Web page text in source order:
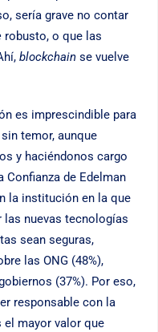
sería grave no contar
robusto, o que las
blockchain se vuelve
es imprescindible para
temor, aunque
y haciéndonos cargo
de Edelman
la institución en la que
nuevas tecnologías
sean seguras,
las ONG (48%),
(37%). Por eso,
responsable con la
el mayor valor que